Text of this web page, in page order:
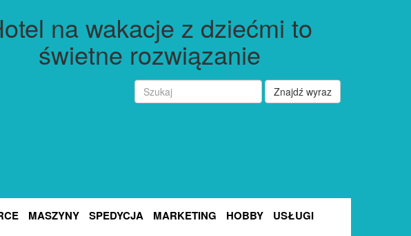
na wakacje z dziećmi to
świetne rozwiązanie
Znajdź wyraz
MASZYNY SPEDYCJA MARKETING HOBBY USŁUGI